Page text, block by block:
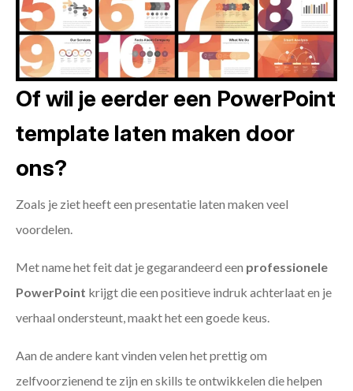
Of wil je eerder een PowerPoint
template laten maken door
ons?
Zoals je ziet heeft een presentatie laten maken veel
voordelen.
Met name het feit dat je gegarandeerd een professionele
PowerPoint krijgt die een positieve indruk achterlaat en je
verhaal ondersteunt, maakt het een goede keus.
Aan de andere kant vinden velen het prettig om
zelfvoorzienend te zijn en skills te ontwikkelen die helpen